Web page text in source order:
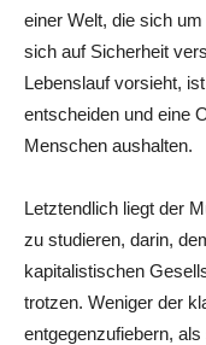
einer Welt, die sich
sich auf Sicherheit
Lebenslauf vorsieht,
entscheiden und eine
Menschen aushalten.
Letztendlich liegt der
zu studieren, darin,
kapitalistischen
trotzen. Weniger der
entgegenzufiebern,